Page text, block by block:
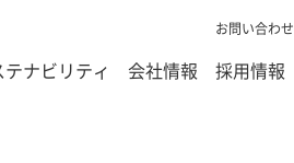
お問い合わせ
テナビリティ 会社情報 採用情報